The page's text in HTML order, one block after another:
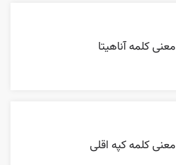
معنی کلمه آناهیتا
معنی کلمه کپه اقلی